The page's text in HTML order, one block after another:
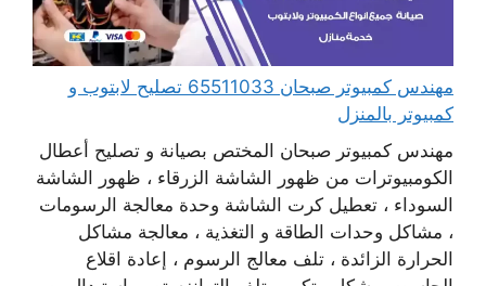
مهندس كمبيوتر صبحان 65511033 تصليح لابتوب و
كمبيوتر بالمنزل
مهندس كمبيوتر صبحان المختص بصيانة و تصليح أعطال
الكومبيوترات من ظهور الشاشة الزرقاء ، ظهور الشاشة
السوداء ، تعطيل كرت الشاشة وحدة معالجة الرسومات
، مشاكل وحدات الطاقة و التغذية ، معالجة مشاكل
الحرارة الزائدة ، تلف معالج الرسوم ، إعادة اقلاع